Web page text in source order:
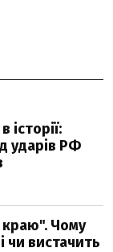
історії:
ударів РФ
Чому
чи вистачить